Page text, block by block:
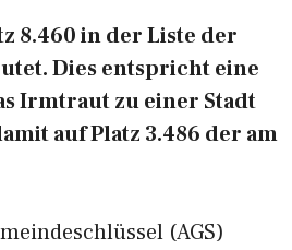
8.460 in der Liste der
Dies entspricht eine
Irmtraut zu einer Stadt
auf Platz 3.486 der am
(AGS)